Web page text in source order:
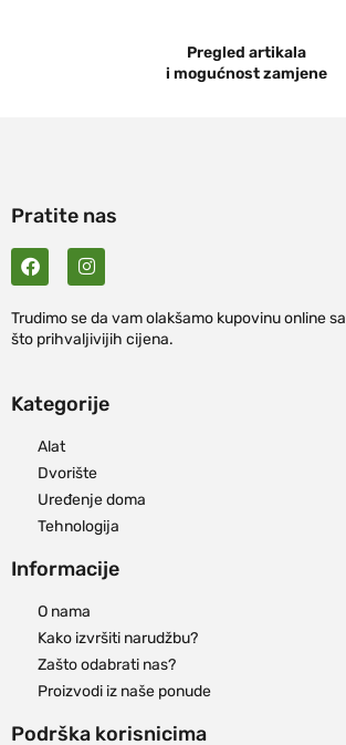
Pregled artikala
i mogućnost zamjene
Pratite nas
Trudimo se da vam olakšamo kupovinu online
što prihvaljivijih cijena.
Kategorije
Alat
Dvorište
Uređenje doma
Tehnologija
Informacije
O nama
Kako izvršiti narudžbu?
Zašto odabrati nas?
Proizvodi iz naše ponude
Podrška korisnicima